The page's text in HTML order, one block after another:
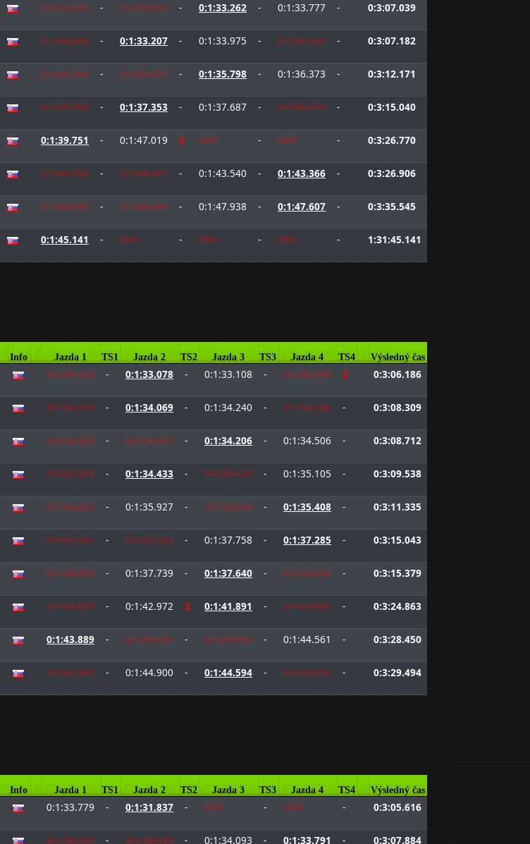
0:1:35.038 - 0:1:33.819 - 0:1:33.262 - 0:1:33.777 - 0:3:07.039
0:1:34.843 - 0:1:33.207 - 0:1:33.975 - 0:1:34.169 - 0:3:07.182
0:1:36.569 - 0:1:36.671 - 0:1:35.798 - 0:1:36.373 - 0:3:12.171
0:1:37.742 - 0:1:37.353 - 0:1:37.687 - 0:1:38.075 - 0:3:15.040
0:1:39.751 - 0:1:47.019 2 DNF - DNF - 0:3:26.770
0:1:46.736 - 0:1:44.401 - 0:1:43.540 - 0:1:43.366 - 0:3:26.906
0:1:48.998 - 0:1:48.508 - 0:1:47.938 - 0:1:47.607 - 0:3:35.545
0:1:45.141 - DNF - DNF - DNF - 1:31:45.141
Info Jazda 1 TS1 Jazda 2 TS2 Jazda 3 TS3 Jazda 4 TS4 Výsledný čas
0:1:34.103 - 0:1:33.078 - 0:1:33.108 - 0:1:36.394 2 0:3:06.186
0:1:36.718 - 0:1:34.069 - 0:1:34.240 - 0:1:34.706 - 0:3:08.309
0:1:36.855 - 0:1:34.597 - 0:1:34.206 - 0:1:34.506 - 0:3:08.712
0:1:37.200 - 0:1:34.433 - 0:1:35.129 - 0:1:35.105 - 0:3:09.538
0:1:36.303 - 0:1:35.927 - 0:1:36.054 - 0:1:35.408 - 0:3:11.335
0:1:42.187 - 0:1:39.529 - 0:1:37.758 - 0:1:37.285 - 0:3:15.043
0:1:38.683 - 0:1:37.739 - 0:1:37.640 - 0:1:38.092 - 0:3:15.379
0:1:43.679 - 0:1:42.972 2 0:1:41.891 - 0:1:47.881 - 0:3:24.863
0:1:43.889 - 0:1:45.172 - 0:1:44.902 - 0:1:44.561 - 0:3:28.450
0:1:46.787 - 0:1:44.900 - 0:1:44.594 - 0:1:45.316 - 0:3:29.494
Info Jazda 1 TS1 Jazda 2 TS2 Jazda 3 TS3 Jazda 4 TS4 Výsledný čas
0:1:33.779 - 0:1:31.837 - DNF - DNF - 0:3:05.616
0:1:36.167 - 0:1:34.349 - 0:1:34.093 - 0:1:33.791 - 0:3:07.884